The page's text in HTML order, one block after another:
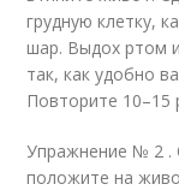
грудную клетку,
шар. Выдох ртом
так, как удобно
Повторите 10–15
Упражнение № 2 .
положите на